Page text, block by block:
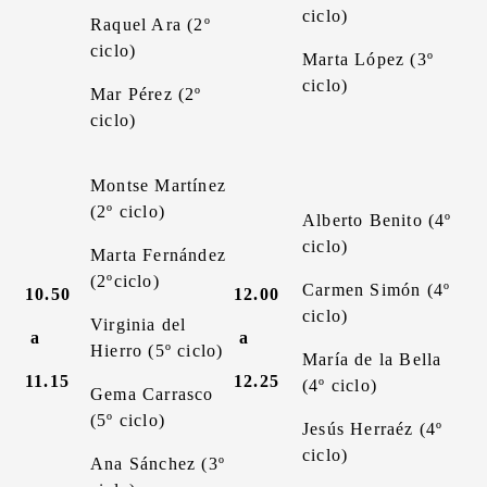
Raquel Ara (2º
ciclo)
Mar Pérez (2º
ciclo)
ciclo)
Marta López (3º
ciclo)
10.50
a
11.15
Montse Martínez
(2º ciclo)
Marta Fernández
(2ºciclo)
Virginia del
Hierro (5º ciclo)
Gema Carrasco
(5º ciclo)
Ana Sánchez (3º
12.00
a
12.25
Alberto Benito (4º
ciclo)
Carmen Simón (4º
ciclo)
María de la Bella
(4º ciclo)
Jesús Herraéz (4º
ciclo)